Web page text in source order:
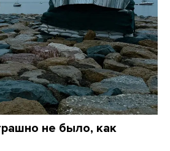
не было, как